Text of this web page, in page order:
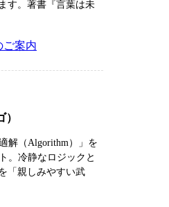
す。著書『言葉は未
ご案内
解（Algorithm）」を
。冷静なロジックと
「親しみやすい武